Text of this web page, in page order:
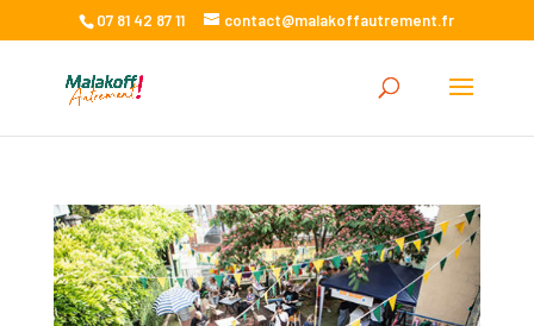
07 81 42 87 11 contact@malakoffautrement.fr